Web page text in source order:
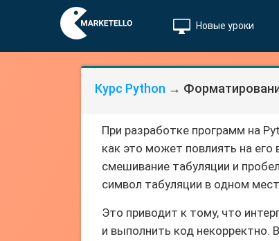
Новые уроки
Курс Python →
При разработке программ на
как это может повлиять на
смешивание табуляции и
символ табуляции в одном
Это приводит к тому, что
и выполнить код некорректно.